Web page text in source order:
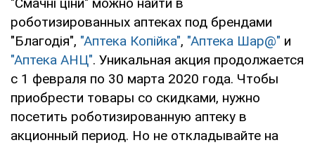
роботизированных аптеках под брендами
"Благодія", "Аптека Копійка", "Аптека Шар@" и
"Аптека АНЦ". Уникальная акция продолжается
с 1 февраля по 30 марта 2020 года. Чтобы
приобрести товары со скидками, нужно
посетить роботизированную аптеку в
акционный период. Но не откладывайте на